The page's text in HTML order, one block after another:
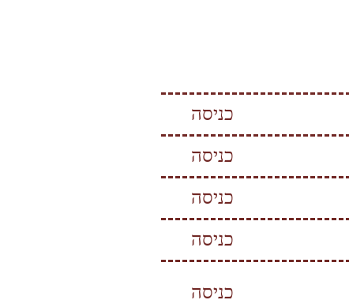
כניסה
כניסה
כניסה
כניסה
כניסה